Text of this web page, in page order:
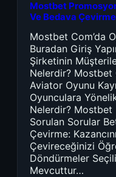
Mostbet
Ve Bedava
Mostbet Com’da
Buradan Giriş
Şirketinin
Nelerdir? Mostbet
Aviator Oyunu
Oyunculara
Nelerdir? Mostbet
Sorulan Sorular
Çevirme:
Çevireceğinizi
Döndürmeler
Mevcuttur…